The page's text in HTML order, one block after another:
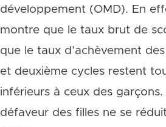
développement (OMD). En
montre que le taux brut de
que le taux d’achèvement
et deuxième cycles restent
inférieurs à ceux des
défaveur des filles ne se